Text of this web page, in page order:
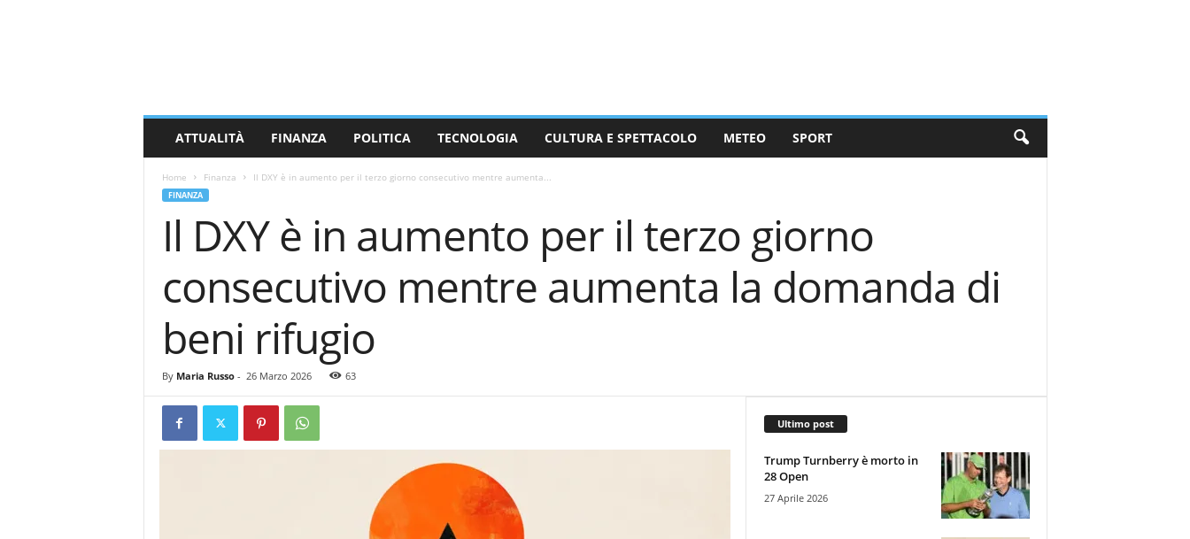
ATTUALITÀ FINANZA POLITICA TECNOLOGIA CULTURA E SPETTACOLO METEO SPORT
Home Finanza Il DXY è in aumento per il terzo giorno consecutivo mentre aumenta...
FINANZA
Il DXY è in aumento per il terzo giorno
consecutivo mentre aumenta la domanda di
beni rifugio
By Maria Russo- 26 Marzo 2026 63
Ultimo post
Trump Turnberry è morto in
28 Open
27 Aprile 2026